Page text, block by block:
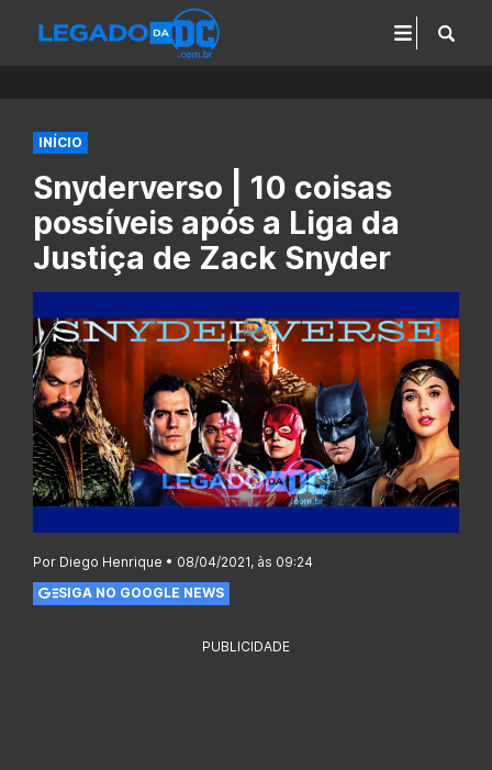
INÍCIO
Snyderverso | 10 coisas
possíveis após a Liga da
Justiça de Zack Snyder
Por Diego Henrique • 08/04/2021, às 09:24
SIGA NO GOOGLE NEWS
PUBLICIDADE